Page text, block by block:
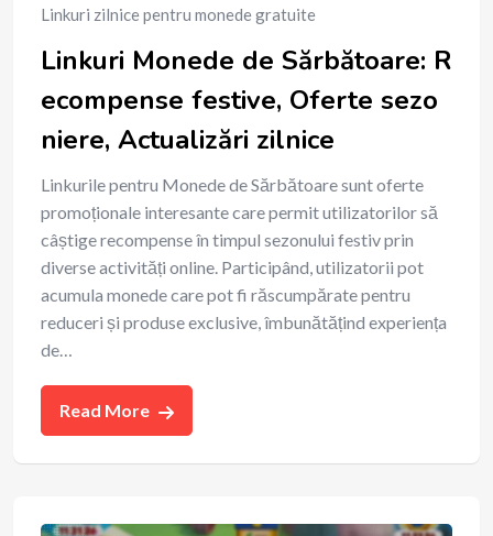
Linkuri zilnice pentru monede gratuite
Linkuri Monede de Sărbătoare: R
ecompense festive, Oferte sezo
niere, Actualizări zilnice
Linkurile pentru Monede de Sărbătoare sunt oferte
promoționale interesante care permit utilizatorilor să
câștige recompense în timpul sezonului festiv prin
diverse activități online. Participând, utilizatorii pot
acumula monede care pot fi răscumpărate pentru
reduceri și produse exclusive, îmbunătățind experiența
de…
Read More